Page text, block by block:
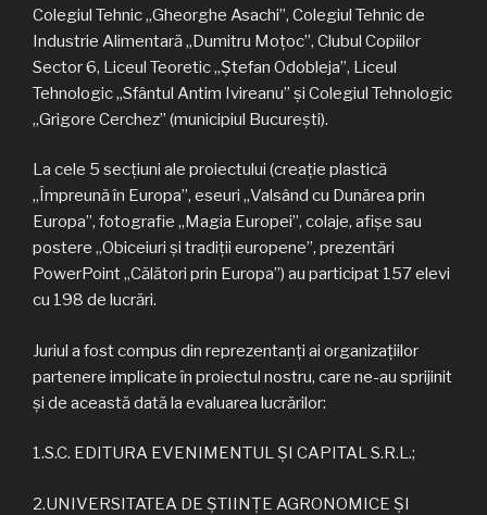
Colegiul Tehnic „Gheorghe Asachi”, Colegiul Tehnic de
Industrie Alimentară „Dumitru Moţoc”, Clubul Copiilor
Sector 6, Liceul Teoretic „Ștefan Odobleja”, Liceul
Tehnologic „Sfântul Antim Ivireanu” și Colegiul Tehnologic
„Grigore Cerchez” (municipiul București).
La cele 5 secțiuni ale proiectului (creaţie plastică
„Împreună în Europa”, eseuri „Valsând cu Dunărea prin
Europa”, fotografie „Magia Europei”, colaje, afişe sau
postere „Obiceiuri şi tradiţii europene”, prezentări
PowerPoint „Călători prin Europa”) au participat 157 elevi
cu 198 de lucrări.
Juriul a fost compus din reprezentanți ai organizațiilor
partenere implicate în proiectul nostru, care ne-au sprijinit
și de această dată la evaluarea lucrărilor:
1.S.C. EDITURA EVENIMENTUL ȘI CAPITAL S.R.L.;
2.UNIVERSITATEA DE ŞTIINŢE AGRONOMICE ŞI